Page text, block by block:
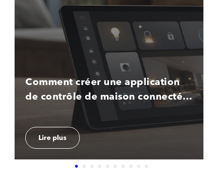
Comment créer une application
de contrôle de maison connectée
en 2026 ?
Lire plus